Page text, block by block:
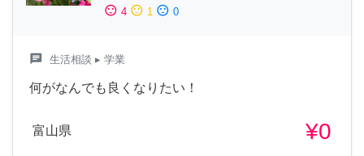
sentiment_satisfied 4 sentiment_neutral 1 sentiment_dissatisfied 0
chat 生活相談 ▸ 学業
何がなんでも良くなりたい！
富山県 ¥0